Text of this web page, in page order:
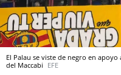
El Palau se viste de negro en
del Maccabi EFE